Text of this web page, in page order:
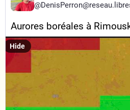
Aurores boréales à
Hide